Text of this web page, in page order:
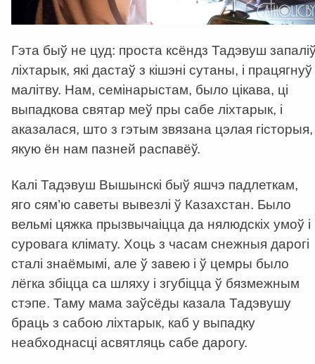
Гэта быў не цуд: проста ксёндз Тадэвуш
ліхтарык, які дастаў з кішэні сутаны, і працягнуў
малітву. Нам, семінарыстам, было цікава, ці
выпадкова святар меў пры сабе ліхтарык, і
аказалася, што з гэтым звязана цэлая гісторыя,
якую ён нам пазней распавёў.
Калі Тадэвуш Вышынскі быў яшчэ падлеткам,
яго сям’ю саветы вывезлі ў Казахстан. Было
вельмі цяжка прызвычаіцца да нялюдскіх умоў і
суровага клімату. Хоць з часам снежныя дарогі
сталі знаёмымі, але ў завею і ў цемры было
лёгка збіцца са шляху і згубіцца ў бязмежным
стэпе. Таму мама заўсёды казала Тадэвушу
браць з сабою ліхтарык, каб у выпадку
неабходнасці асвятляць сабе дарогу.